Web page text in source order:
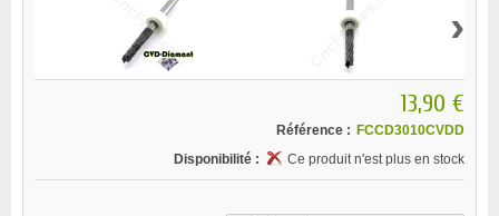
›
13,90 €
Référence : FCCD3010CVDD
Disponibilité :
Ce produit n'est plus en stock